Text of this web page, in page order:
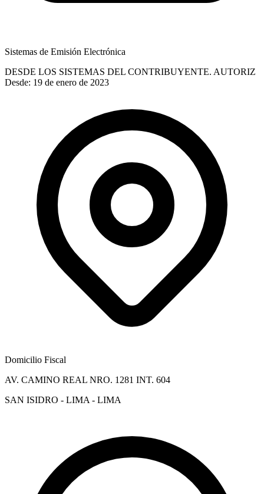
Sistemas de Emisión Electrónica
DESDE LOS SISTEMAS DEL CONTRIBUYENTE. AUTORIZ
Desde: 19 de enero de 2023
Domicilio Fiscal
AV. CAMINO REAL NRO. 1281 INT. 604
SAN ISIDRO - LIMA - LIMA